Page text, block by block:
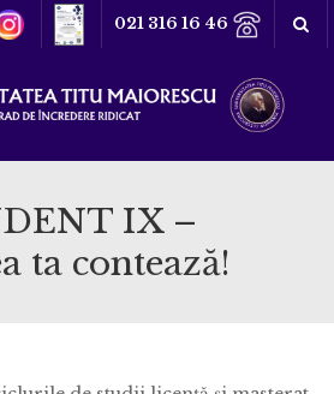
021 316 16 46
IX –
ta contează!